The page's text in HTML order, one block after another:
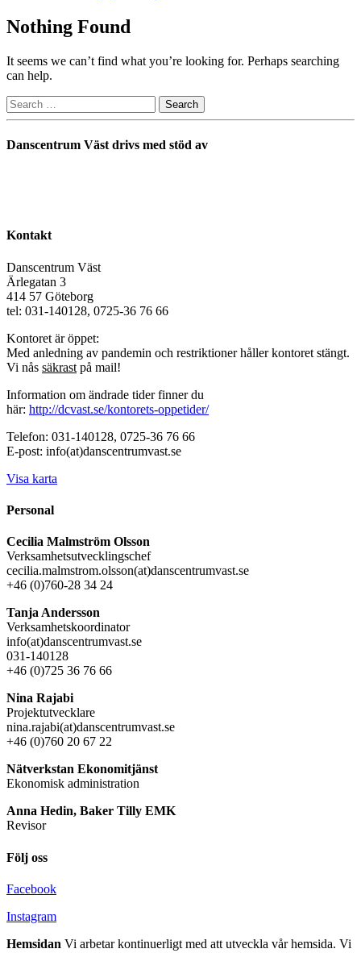
Nothing Found
It seems we can’t find what you’re looking for. Perhaps searching
can help.
Danscentrum Väst drivs med stöd av
Kontakt
Danscentrum Väst
Ärlegatan 3
414 57 Göteborg
tel: 031-140128, 0725-36 76 66
Kontoret är öppet:
Med anledning av pandemin och restriktioner håller kontoret stängt.
Vi nås säkrast på mail!
Information om ändrade tider finner du
här: http://dcvast.se/kontorets-oppetider/
Telefon: 031-140128, 0725-36 76 66
E-post: info(at)danscentrumvast.se
Visa karta
Personal
Cecilia Malmström Olsson
Verksamhetsutvecklingschef
cecilia.malmstrom.olsson(at)danscentrumvast.se
+46 (0)760-28 34 24
Tanja Andersson
Verksamhetskoordinator
info(at)danscentrumvast.se
031-140128
+46 (0)725 36 76 66
Nina Rajabi
Projektutvecklare
nina.rajabi(at)danscentrumvast.se
+46 (0)760 20 67 22
Nätverkstan Ekonomitjänst
Ekonomisk administration
Anna Hedin, Baker Tilly EMK
Revisor
Följ oss
Facebook
Instagram
Hemsidan Vi arbetar kontinuerligt med att utveckla vår hemsida. Vi